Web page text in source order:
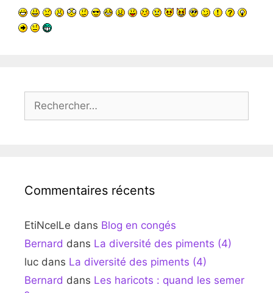
Commentaires récents
EtiNcelLe dans Blog en congés
Bernard dans La diversité des piments (4)
luc dans La diversité des piments (4)
Bernard dans Les haricots : quand les semer